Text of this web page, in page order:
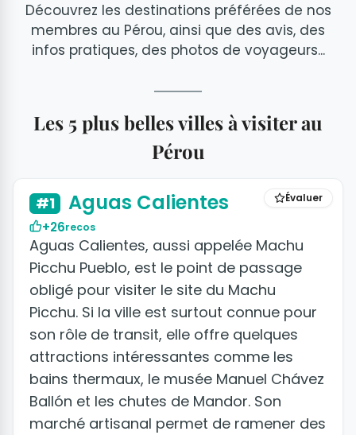
Découvrez les destinations préférées de nos
membres au Pérou, ainsi que des avis, des
infos pratiques, des photos de voyageurs...
Les 5 plus belles villes à visiter au
Pérou
Évaluer
#1 Aguas Calientes
+26recos
Aguas Calientes, aussi appelée Machu
Picchu Pueblo, est le point de passage
obligé pour visiter le site du Machu
Picchu. Si la ville est surtout connue pour
son rôle de transit, elle offre quelques
attractions intéressantes comme les
bains thermaux, le musée Manuel Chávez
Ballón et les chutes de Mandor. Son
marché artisanal permet de ramener des